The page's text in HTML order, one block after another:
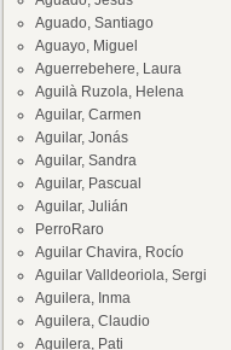
Aguado, Santiago
Aguayo, Miguel
Aguerrebehere, Laura
Aguilà Ruzola, Helena
Aguilar, Carmen
Aguilar, Jonás
Aguilar, Sandra
Aguilar, Pascual
Aguilar, Julián
PerroRaro
Aguilar Chavira, Rocío
Aguilar Valldeoriola, Sergi
Aguilera, Inma
Aguilera, Claudio
Aguilera, Pati